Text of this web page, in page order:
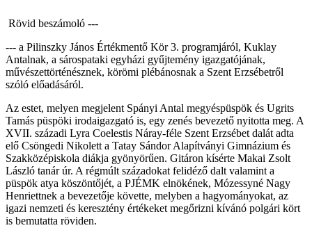
Rövid beszámoló ---
--- a Pilinszky János Értékmentő Kör 3. programjáról, Kuklay
Antalnak, a sárospataki egyházi gyűjtemény igazgatójának,
művészettörténésznek, körömi plébánosnak a Szent Erzsébetről
szóló előadásáról.
Az estet, melyen megjelent Spányi Antal megyéspüspök és Ugrits
Tamás püspöki irodaigazgató is, egy zenés bevezető nyitotta meg. A
XVII. századi Lyra Coelestis Náray-féle Szent Erzsébet dalát adta
elő Csöngedi Nikolett a Tatay Sándor Alapítványi Gimnázium és
Szakközépiskola diákja gyönyörűen. Gitáron kísérte Makai Zsolt
László tanár úr. A régmúlt századokat felidéző dalt valamint a
püspök atya köszöntőjét, a PJÉMK elnökének, Mózessyné Nagy
Henriettnek a bevezetője követte, melyben a hagyományokat, az
igazi nemzeti és keresztény értékeket megőrizni kívánó polgári kört
is bemutatta röviden.